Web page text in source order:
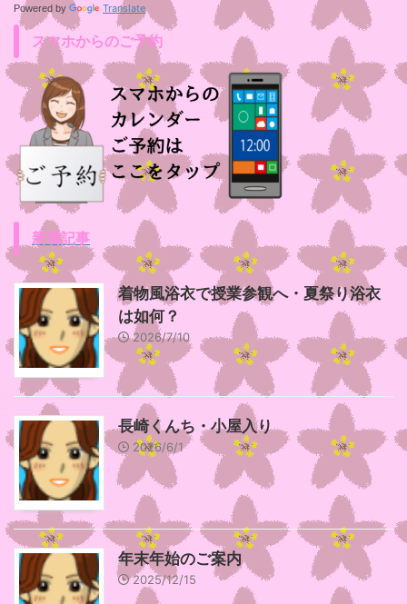
Powered by Translate
スマホからのご予約
新着記事
着物風浴衣で授業参観へ・夏祭り浴衣
は如何？
2026/7/10
長崎くんち・小屋入り
2026/6/1
年末年始のご案内
2025/12/15